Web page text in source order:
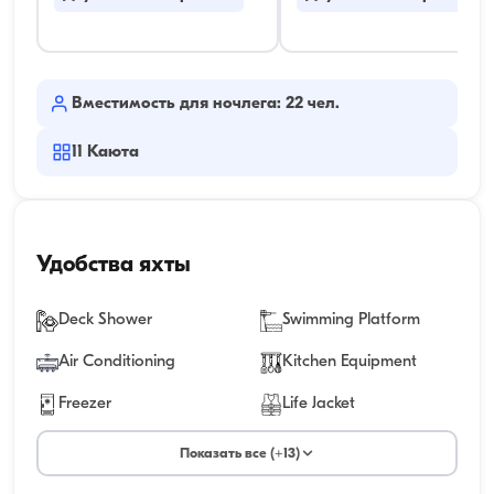
Вместимость для ночлега: 22 чел.
11 Каюта
Удобства яхты
Deck Shower Swimming Platform
Air Conditioning Kitchen Equipment
Freezer Life Jacket
Показать все (+13)